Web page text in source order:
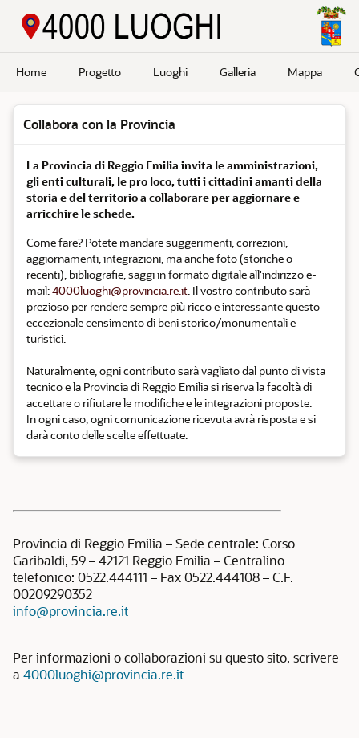
Home Progetto Luoghi Galleria Mappa
Collabora con la Provincia
La Provincia di Reggio Emilia invita le amministrazioni,
gli enti culturali, le pro loco, tutti i cittadini amanti della
storia e del territorio a collaborare per aggiornare e
arricchire le schede.
Come fare? Potete mandare suggerimenti, correzioni,
aggiornamenti, integrazioni, ma anche foto (storiche o
recenti), bibliografie, saggi in formato digitale all'indirizzo e-
mail:4000luoghi@provincia.re.it. Il vostro contributo sarà
prezioso per rendere sempre più ricco e interessante questo
eccezionale censimento di beni storico/monumentali e
turistici.
Naturalmente, ogni contributo sarà vagliato dal punto di vista
tecnico e la Provincia di Reggio Emilia si riserva la facoltà di
accettare o rifiutare le modifiche e le integrazioni proposte.
In ogni caso, ogni comunicazione ricevuta avrà risposta e si
darà conto delle scelte effettuate.
Provincia di Reggio Emilia – Sede centrale: Corso
Garibaldi, 59 – 42121 Reggio Emilia – Centralino
telefonico: 0522.444111 – Fax 0522.444108 – C.F.
00209290352
info@provincia.re.it
Per informazioni o collaborazioni su questo sito, scrivere
a 4000luoghi@provincia.re.it